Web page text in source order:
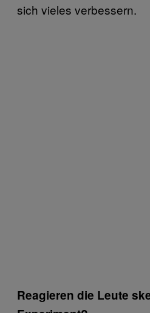
sich vieles verbessern.
Reagieren die Leute